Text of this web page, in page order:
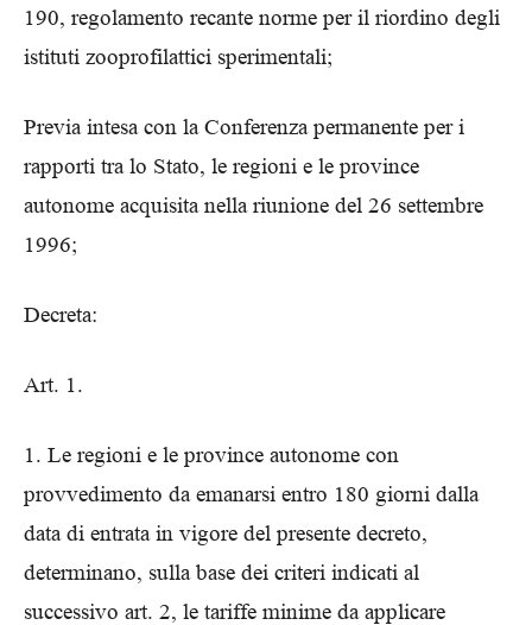
190, regolamento recante norme per il riordino degli
istituti zooprofilattici sperimentali;
Previa intesa con la Conferenza permanente per i
rapporti tra lo Stato, le regioni e le province
autonome acquisita nella riunione del 26 settembre
1996;
Decreta:
Art. 1.
1. Le regioni e le province autonome con
provvedimento da emanarsi entro 180 giorni dalla
data di entrata in vigore del presente decreto,
determinano, sulla base dei criteri indicati al
successivo art. 2, le tariffe minime da applicare